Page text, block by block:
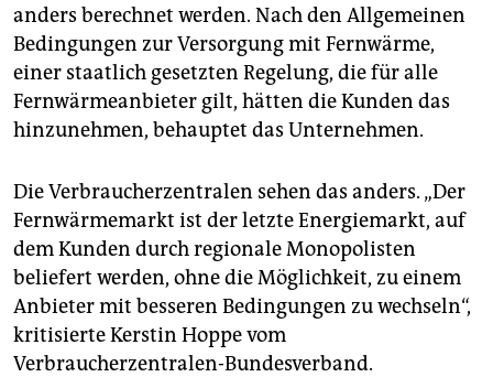
anders berechnet werden. Nach den Allgemeinen
Bedingungen zur Versorgung mit Fernwärme,
einer staatlich gesetzten Regelung, die für alle
Fernwärmeanbieter gilt, hätten die Kunden das
hinzunehmen, behauptet das Unternehmen.
Die Verbraucherzentralen sehen das anders. „Der
Fernwärmemarkt ist der letzte Energiemarkt, auf
dem Kunden durch regionale Monopolisten
beliefert werden, ohne die Möglichkeit, zu einem
Anbieter mit besseren Bedingungen zu wechseln“,
kritisierte Kerstin Hoppe vom
Verbraucherzentralen-Bundesverband.